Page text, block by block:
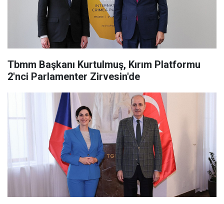
Tbmm Başkanı Kurtulmuş, Kırım Platformu
2'nci Parlamenter Zirvesin'de